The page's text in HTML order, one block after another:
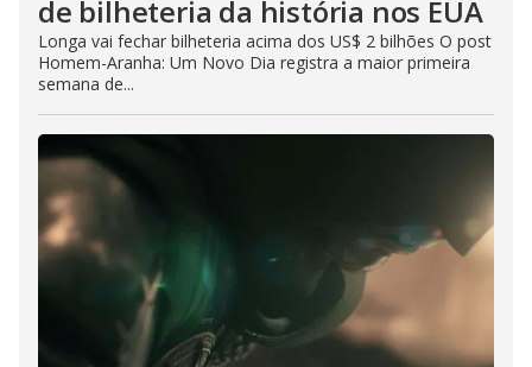
de bilheteria da história nos EUA
Longa vai fechar bilheteria acima dos US$ 2 bilhões O post
Homem-Aranha: Um Novo Dia registra a maior primeira
semana de...